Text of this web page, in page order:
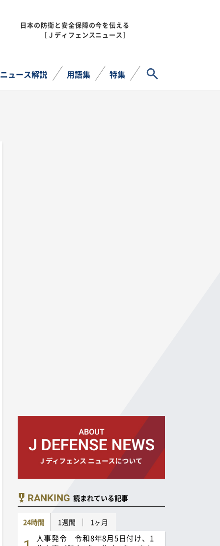
日本の防衛と安全保障の今を伝える
［Ｊディフェンスニュース］
ニュース解説 用語集 特集
RANKING 読まれている記事
24時間 1週間 1ヶ月
人事発令 令和8年8月5日付け、1